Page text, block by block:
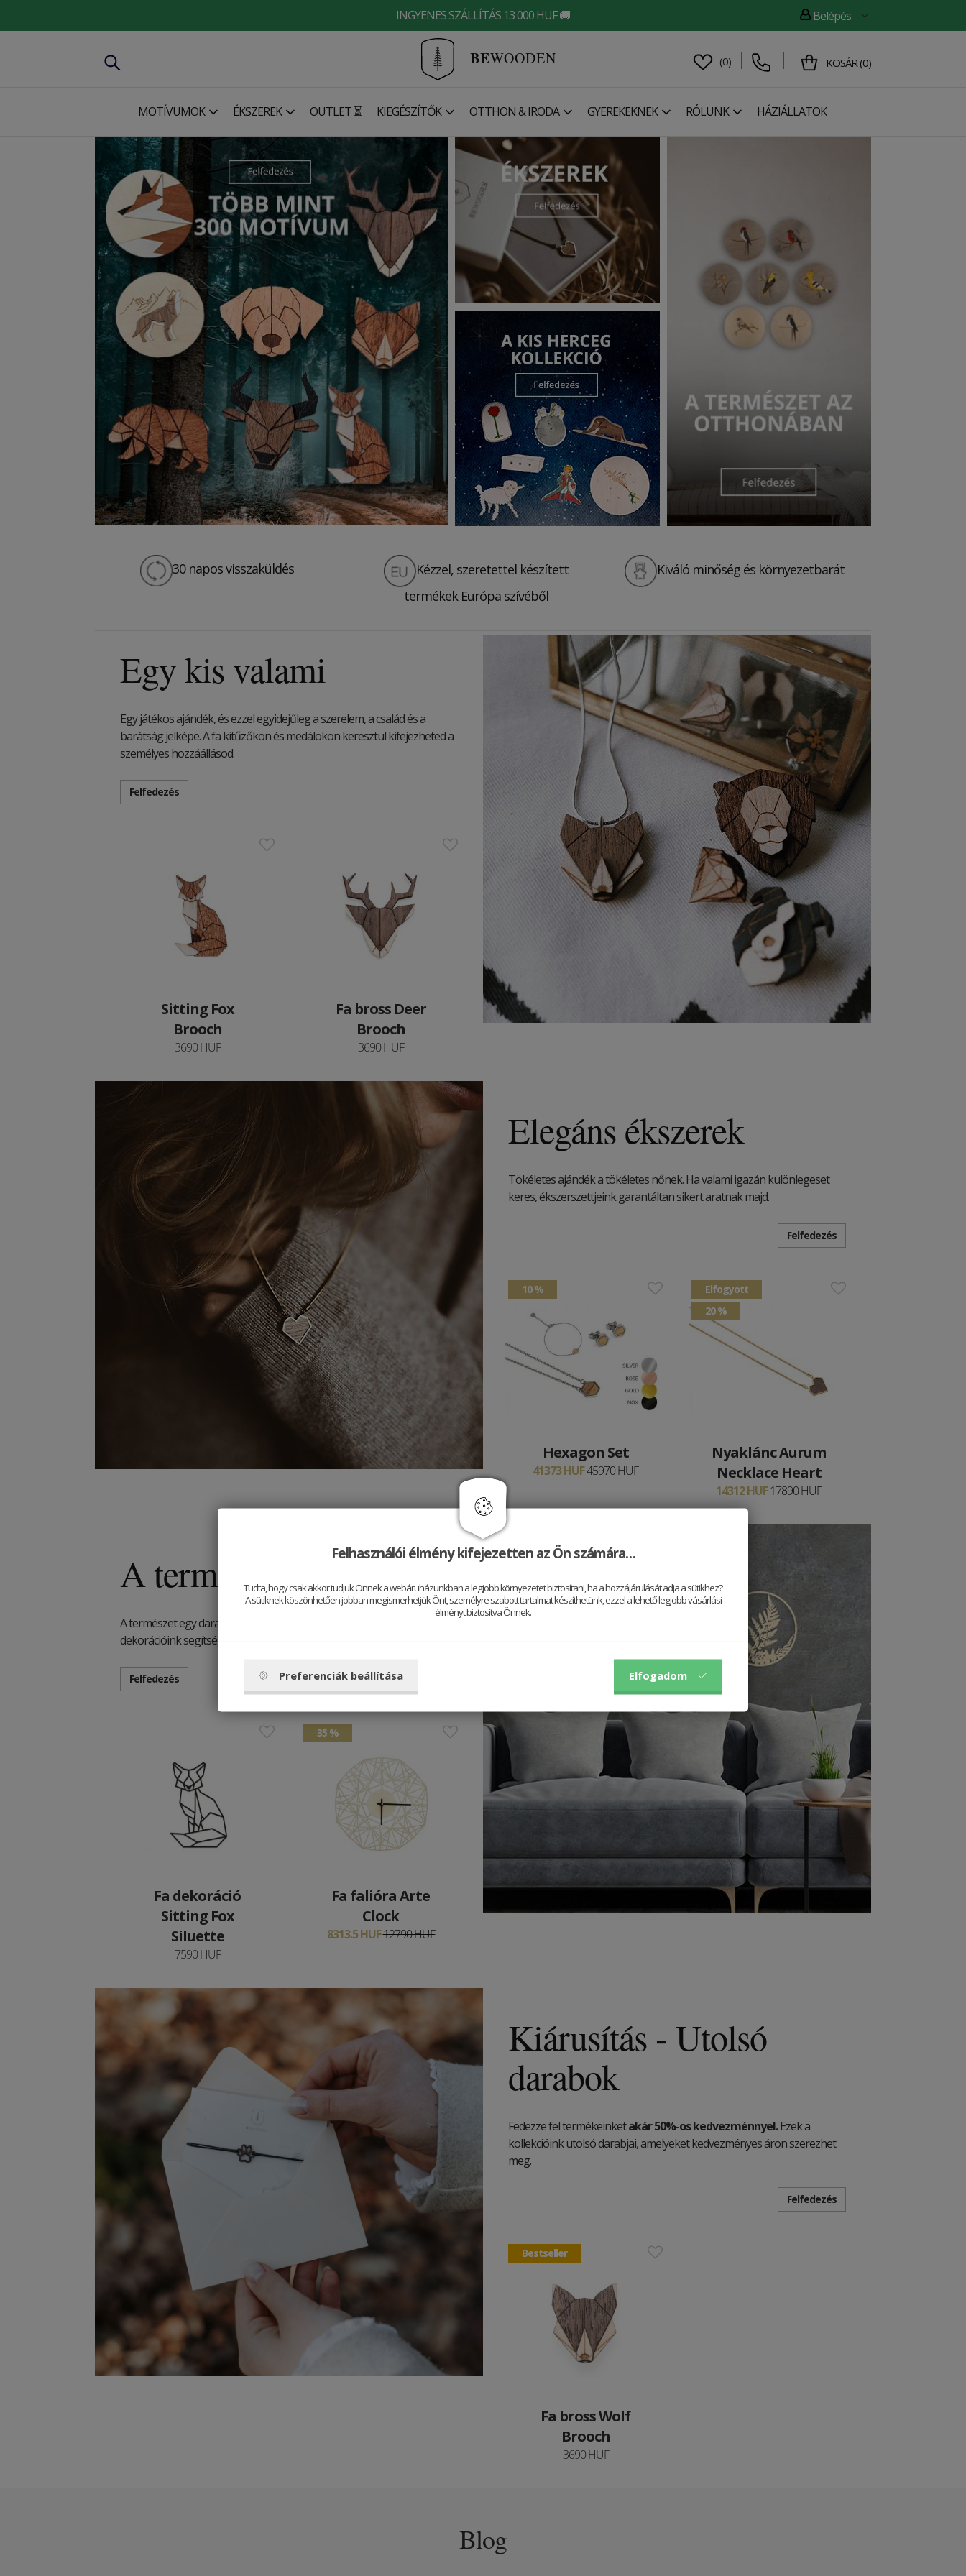
INGYENES SZÁLLÍTÁS 13 000 HUF 🚚 Belépés
BEWOODEN (0) KOSÁR(0)
MOTÍVUMOK ÉKSZEREK OUTLET ⏳ KIEGÉSZÍTŐK OTTHON & IRODA GYEREKEKNEK RÓLUNK HÁZIÁLLATOK
30 napos visszaküldés
Kézzel, szeretettel készített
termékek Európa szívéből
Kiváló minőség és környezetbarát
Egy kis valami
Egy játékos ajándék, és ezzel egyidejűleg a szerelem, a család és a
barátság jelképe. A fa kitűzőkön és medálokon keresztül kifejezheted a
személyes hozzáállásod.
Felfedezés
Sitting Fox
Brooch
3690 HUF
Fa bross Deer
Brooch
3690 HUF
Elegáns ékszerek
Tökéletes ajándék a tökéletes nőnek. Ha valami igazán különlegeset
keres, ékszerszettjeink garantáltan sikert aratnak majd.
Felfedezés
10 %
Hexagon Set
41373 HUF45970 HUF
Elfogyott
20 %
Nyaklánc Aurum
Necklace Heart
14312 HUF17890 HUF
A természet otthon van
A természet egy darabját csempészheti otthonába fából készült otthoni
dekorációink segítségével.
Felfedezés
Fa dekoráció
Sitting Fox
Siluette
7590 HUF
35 %
Fa falióra Arte
Clock
8313.5 HUF12790 HUF
Kiárusítás - Utolsó
darabok
Fedezze fel termékeinketakár 50%-os kedvezménnyel.Ezek a
kollekcióink utolsó darabjai, amelyeket kedvezményes áron szerezhet
meg.
Felfedezés
Bestseller
Fa bross Wolf
Brooch
3690 HUF
Blog
Felhasználói élmény kifejezetten az Ön számára…
Tudta, hogy csak akkor tudjuk Önnek a webáruházunkban a legjobb környezetet biztosítani, ha a hozzájárulását adja a sütikhez?
A sütiknek köszönhetően jobban megismerhetjük Önt, személyre szabott tartalmat készíthetünk, ezzel a lehető legjobb vásárlási
élményt biztosítva Önnek.
Preferenciák beállítása Elfogadom